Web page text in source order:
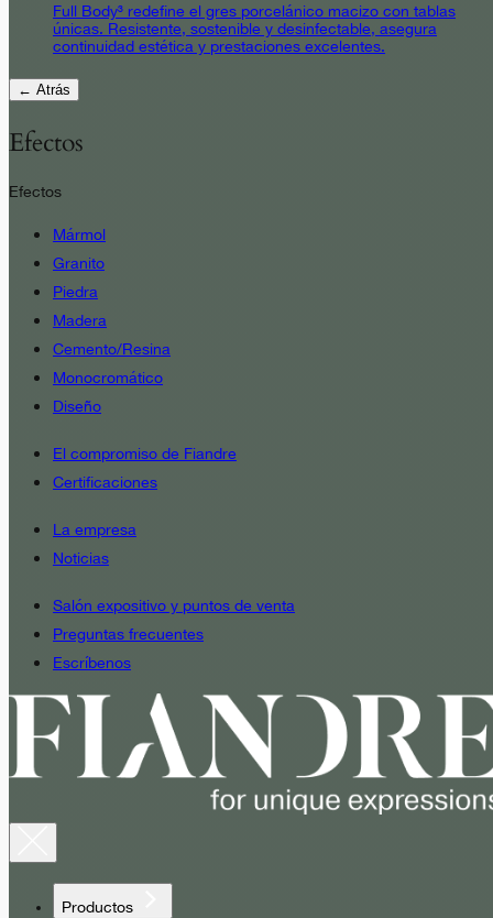
Full Body³ redefine el gres porcelánico macizo con tablas
únicas. Resistente, sostenible y desinfectable, asegura
continuidad estética y prestaciones excelentes.
← Atrás
Efectos
Efectos
Mármol
Granito
Piedra
Madera
Cemento/Resina
Monocromático
Diseño
El compromiso de Fiandre
Certificaciones
La empresa
Noticias
Salón expositivo y puntos de venta
Preguntas frecuentes
Escríbenos
Productos